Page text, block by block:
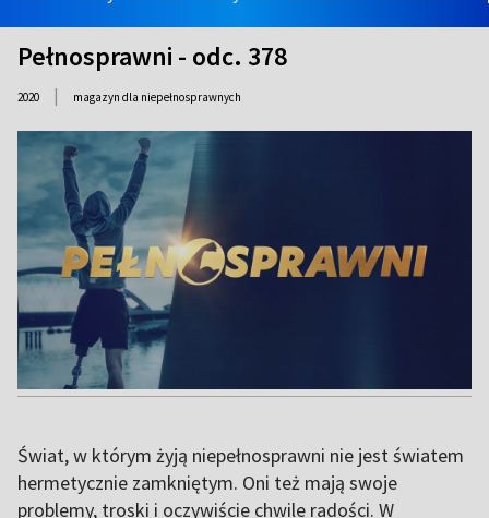
Pełnosprawni - odc. 378
2020 | magazyn dla niepełnosprawnych
Świat, w którym żyją niepełnosprawni nie jest światem
hermetycznie zamkniętym. Oni też mają swoje
problemy, troski i oczywiście chwile radości. W